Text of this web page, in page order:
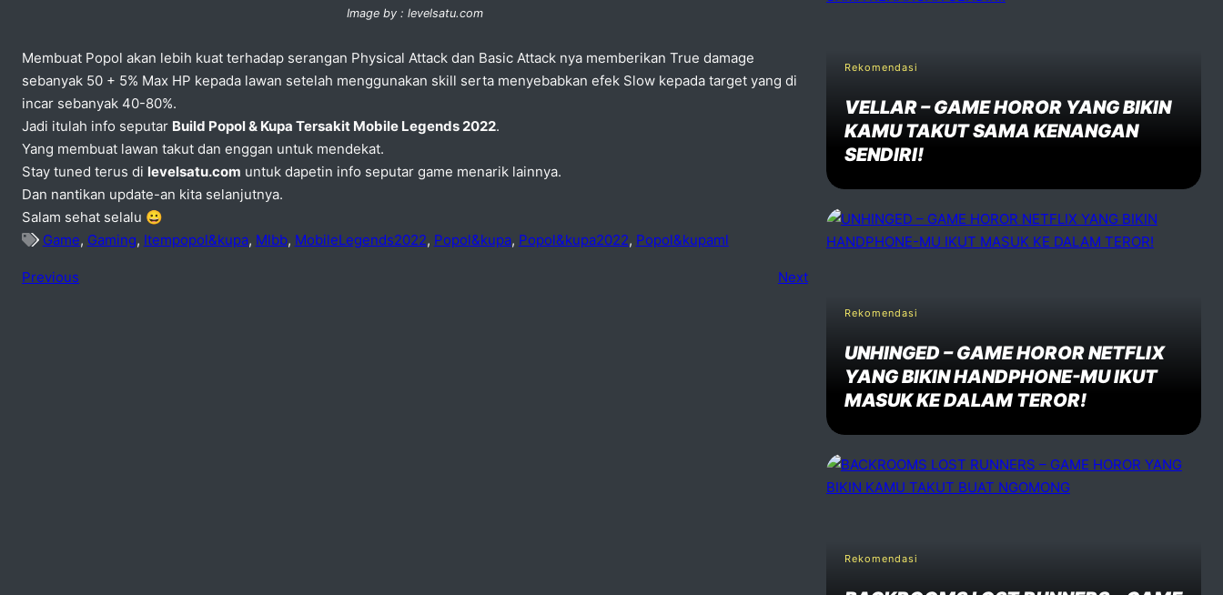
Image by : levelsatu.com
Membuat Popol akan lebih kuat terhadap serangan Physical Attack dan Basic Attack nya memberikan True damage
sebanyak 50 + 5% Max HP kepada lawan setelah menggunakan skill serta menyebabkan efek Slow kepada target yang di
incar sebanyak 40-80%.
Jadi itulah info seputar Build Popol & Kupa Tersakit Mobile Legends 2022.
Yang membuat lawan takut dan enggan untuk mendekat.
Stay tuned terus di levelsatu.com untuk dapetin info seputar game menarik lainnya.
Dan nantikan update-an kita selanjutnya.
Salam sehat selalu 😀
Game, Gaming, Itempopol&kupa, Mlbb, MobileLegends2022, Popol&kupa, Popol&kupa2022, Popol&kupaml
Previous Next
Rekomendasi
VELLAR – GAME HOROR YANG BIKIN
KAMU TAKUT SAMA KENANGAN
SENDIRI!
Rekomendasi
UNHINGED – GAME HOROR NETFLIX
YANG BIKIN HANDPHONE-MU IKUT
MASUK KE DALAM TEROR!
Rekomendasi